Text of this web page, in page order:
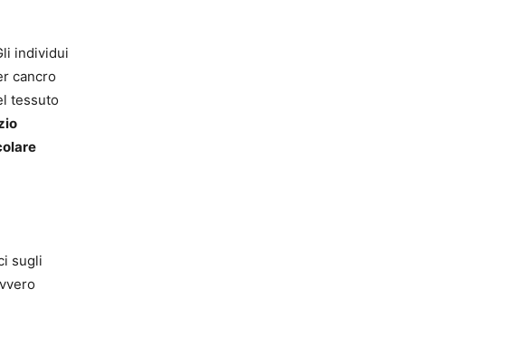
individui
cancro
tessuto
sugli